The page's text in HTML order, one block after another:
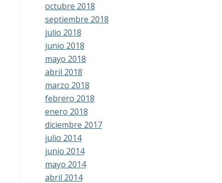
octubre 2018
septiembre 2018
julio 2018
junio 2018
mayo 2018
abril 2018
marzo 2018
febrero 2018
enero 2018
diciembre 2017
julio 2014
junio 2014
mayo 2014
abril 2014